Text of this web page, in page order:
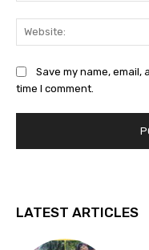
Save my name,
time I comment.
LATEST ARTICLES